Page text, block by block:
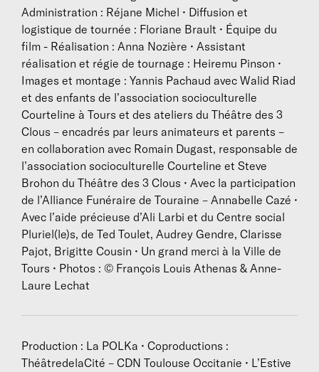
En 2012, 2014, 2016, à l’invitation de La Colline–
Théâtre national, de la Biennale jeune public
Odyssées en Yvelines et du Festival international des
Arts de Bordeaux Métropole, Anna Nozière écrit et
met en scène
La Petite, Joséphine -les enfants unis
publié chez Actes Sud/Héyoka, et Les Grandes Eaux.
Ces œuvres continuent de creuser, dans des formes
radicalement différentes, des motifs récurrents
comme le rôle des fantômes ou la force du collectif.
Elles reçoivent plusieurs prix et bourses d’écriture.
En 2016, elle travaille avec sa compagnie à l’idée de «
ralentir ». Elle souhaite commencer une recherche
empirique autour des « relations que tissent entre
eux les morts et les vivants ». Wajdi Mouawad,
directeur du Théâtre de La Colline, est le premier à
lui proposer un laboratoire « sans obligation de
contribuent, explorant collectivement leur lien à des
personnes disparues.
Administration : Réjane Michel • Diffusion et
logistique de tournée : Floriane Brault • Équipe du
film - Réalisation : Anna Nozière • Assistant
réalisation et régie de tournage : Heiremu Pinson •
Images et montage : Yannis Pachaud avec Walid Riad
et des enfants de l’association socioculturelle
Courteline à Tours et des ateliers du Théâtre des 3
Clous – encadrés par leurs animateurs et parents –
en collaboration avec Romain Dugast, responsable de
l’association socioculturelle Courteline et Steve
Brohon du Théâtre des 3 Clous • Avec la participation
de l’Alliance Funéraire de Touraine – Annabelle Cazé •
Avec l’aide précieuse d’Ali Larbi et du Centre social
Pluriel(le)s, de Ted Toulet, Audrey Gendre, Clarisse
Pajot, Brigitte Cousin • Un grand merci à la Ville de
Tours • Photos : © François Louis Athenas & Anne-
Laure Lechat
Production : La POLKa • Coproductions :
ThéâtredelaCité – CDN Toulouse Occitanie • L’Estive